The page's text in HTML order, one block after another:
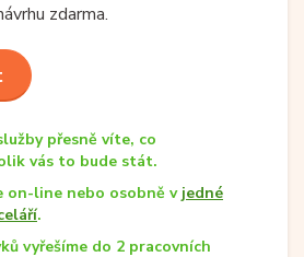
zdarma.
přesně víte, co
vás to bude stát.
on-line nebo osobně v jedné
.
vyřešíme do 2 pracovních